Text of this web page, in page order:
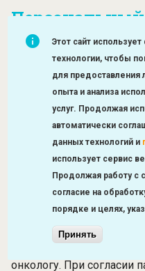
Сервис на
москвичей
В августе 2020 года
реализацию пилотного
помощник» для граждан
онкологическое
онкологическим
записываться на прием
сдачу анализов,
напоминают о
Узнать о возможности
онкологу. При согласии
Этот сайт
технологии, чтобы
для предоставления
опыта и анализа
услуг. Продолжая
автоматически
данных технологий и
использует сервис
Продолжая работу с
согласие на
порядке и целях,
Принять